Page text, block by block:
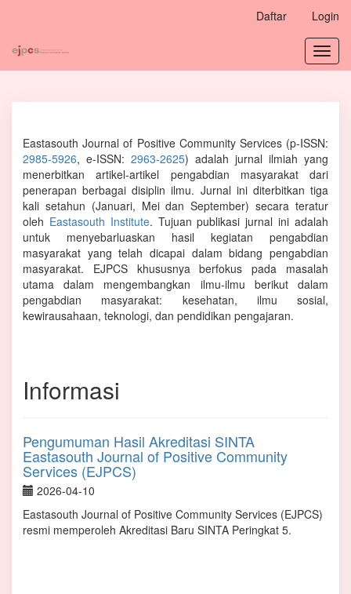
Utama
Bilah
Daftar Login
Eastasouth Journal of Positive Community Services (p-ISSN:
2985-5926, e-ISSN: 2963-2625) adalah jurnal ilmiah yang
menerbitkan artikel-artikel pengabdian masyarakat dari
penerapan berbagai disiplin ilmu. Jurnal ini diterbitkan tiga
kali setahun (Januari, Mei dan September) secara teratur
oleh Eastasouth Institute. Tujuan publikasi jurnal ini adalah
untuk menyebarluaskan hasil kegiatan pengabdian
masyarakat yang telah dicapai dalam bidang pengabdian
masyarakat. EJPCS khususnya berfokus pada masalah
utama dalam mengembangkan ilmu-ilmu berikut dalam
pengabdian masyarakat: kesehatan, ilmu sosial,
kewirausahaan, teknologi, dan pendidikan pengajaran.
Informasi
Pengumuman Hasil Akreditasi SINTA
Eastasouth Journal of Positive Community
Services (EJPCS)
2026-04-10
Eastasouth Journal of Positive Community Services (EJPCS)
resmi memperoleh Akreditasi Baru SINTA Peringkat 5.